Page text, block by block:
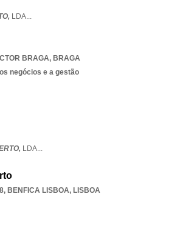
LDA...
BRAGA, BRAGA
negócios e a gestão
LDA...
, BENFICA LISBOA, LISBOA